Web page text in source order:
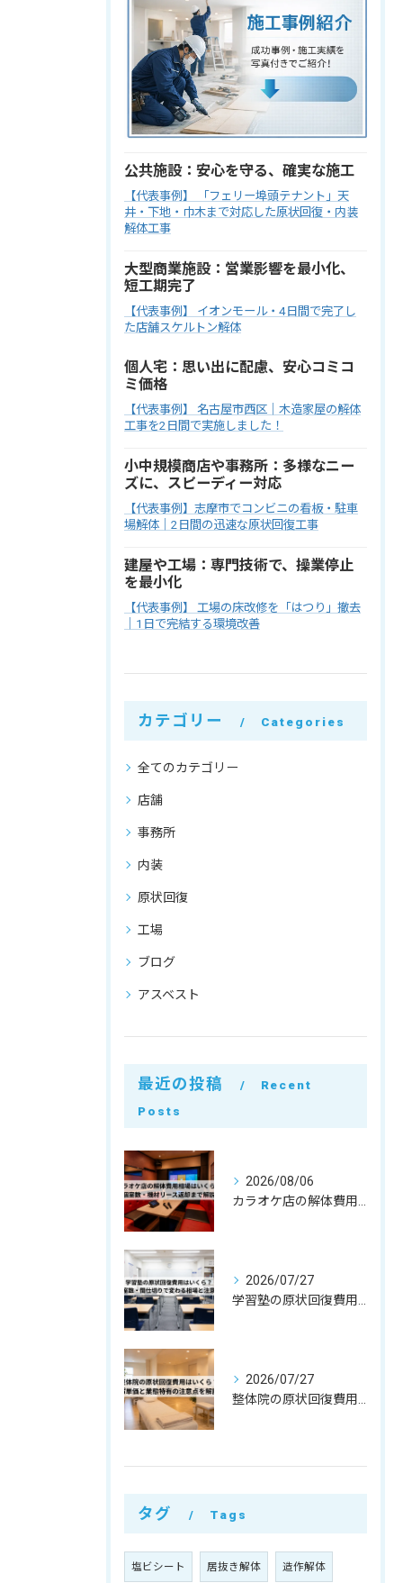
公共施設：安心を守る、確実な施工
【代表事例】 「フェリー埠頭テナント」天
井・下地・巾木まで対応した原状回復・内装
解体工事
大型商業施設：営業影響を最小化、
短工期完了
【代表事例】 イオンモール・4日間で完了し
た店舗スケルトン解体
個人宅：思い出に配慮、安心コミコ
ミ価格
【代表事例】 名古屋市西区｜木造家屋の解体
工事を2日間で実施しました！
小中規模商店や事務所：多様なニー
ズに、スピーディー対応
【代表事例】志摩市でコンビニの看板・駐車
場解体｜2日間の迅速な原状回復工事
建屋や工場：専門技術で、操業停止
を最小化
【代表事例】 工場の床改修を「はつり」撤去
｜1日で完結する環境改善
カテゴリー Categories
全てのカテゴリー
店舗
事務所
内装
原状回復
工場
ブログ
アスベスト
最近の投稿
Recent
Posts
2026/08/06
2026/07/27
2026/07/27
タグ Tags
塩ビシート 居抜き解体 造作解体